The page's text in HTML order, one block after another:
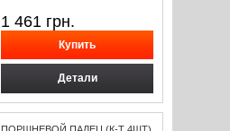
1 461 грн.
Детали